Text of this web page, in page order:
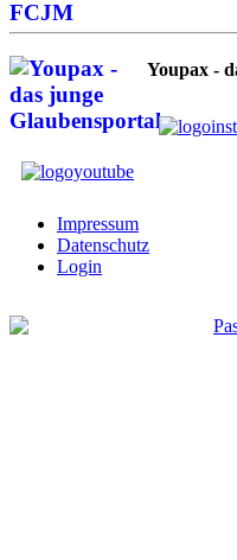
Youpax -
Impressum
Datenschutz
Login